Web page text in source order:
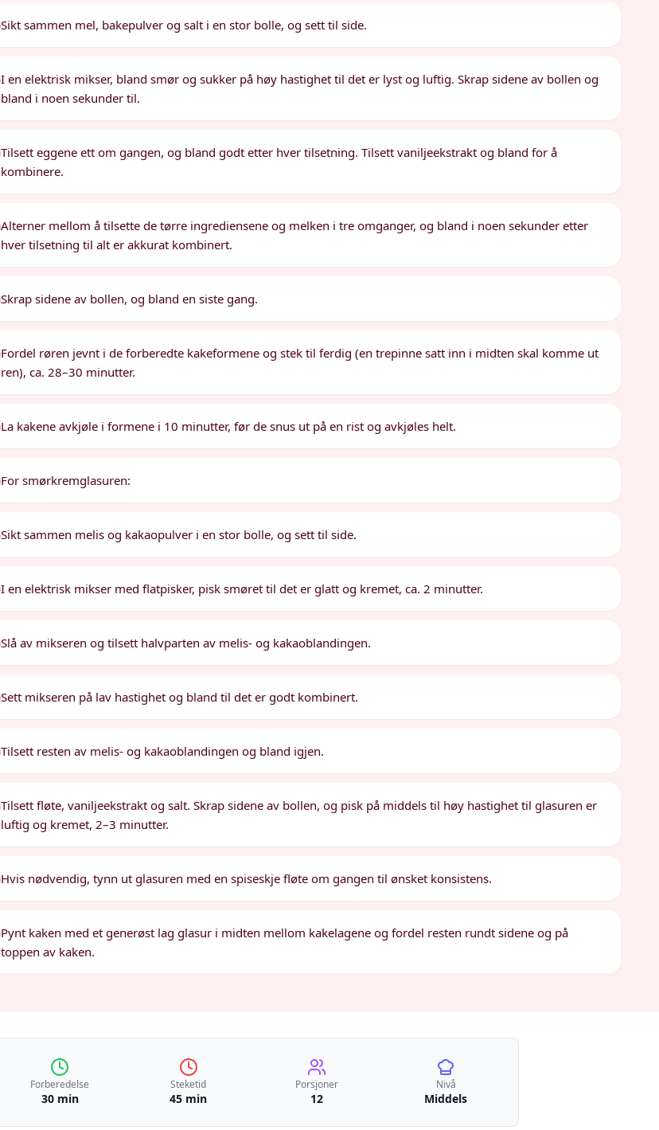
Sikt sammen mel, bakepulver og salt i en stor bolle, og sett til side.
I en elektrisk mikser, bland smør og sukker på høy hastighet til det er lyst og luftig. Skrap sidene av bollen og
bland i noen sekunder til.
Tilsett eggene ett om gangen, og bland godt etter hver tilsetning. Tilsett vaniljeekstrakt og bland for å
kombinere.
Alterner mellom å tilsette de tørre ingrediensene og melken i tre omganger, og bland i noen sekunder etter
hver tilsetning til alt er akkurat kombinert.
Skrap sidene av bollen, og bland en siste gang.
Fordel røren jevnt i de forberedte kakeformene og stek til ferdig (en trepinne satt inn i midten skal komme ut
ren), ca. 28–30 minutter.
La kakene avkjøle i formene i 10 minutter, før de snus ut på en rist og avkjøles helt.
For smørkremglasuren:
Sikt sammen melis og kakaopulver i en stor bolle, og sett til side.
I en elektrisk mikser med flatpisker, pisk smøret til det er glatt og kremet, ca. 2 minutter.
Slå av mikseren og tilsett halvparten av melis- og kakaoblandingen.
Sett mikseren på lav hastighet og bland til det er godt kombinert.
Tilsett resten av melis- og kakaoblandingen og bland igjen.
Tilsett fløte, vaniljeekstrakt og salt. Skrap sidene av bollen, og pisk på middels til høy hastighet til glasuren er
luftig og kremet, 2–3 minutter.
Hvis nødvendig, tynn ut glasuren med en spiseskje fløte om gangen til ønsket konsistens.
Pynt kaken med et generøst lag glasur i midten mellom kakelagene og fordel resten rundt sidene og på
toppen av kaken.
Forberedelse
30 min
Steketid
45 min
Porsjoner
12
Nivå
Middels